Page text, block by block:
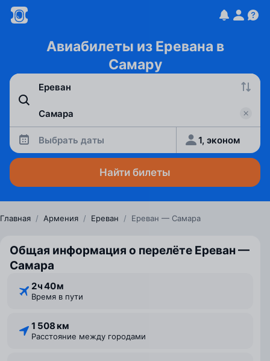
Авиабилеты из Еревана в
Самару
Выбрать даты 1, эконом
Найти билеты
Главная / Армения / Ереван / Ереван — Самара
Общая информация о перелёте Ереван —
Самара
2 ⁠ч 40 ⁠м
Время в пути
1 508 км
Расстояние между городами